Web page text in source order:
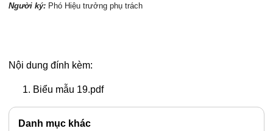
Người ký: Phó Hiệu trưởng phụ trách
Nội dung đính kèm:
Biểu mẫu 19.pdf
Danh mục khác